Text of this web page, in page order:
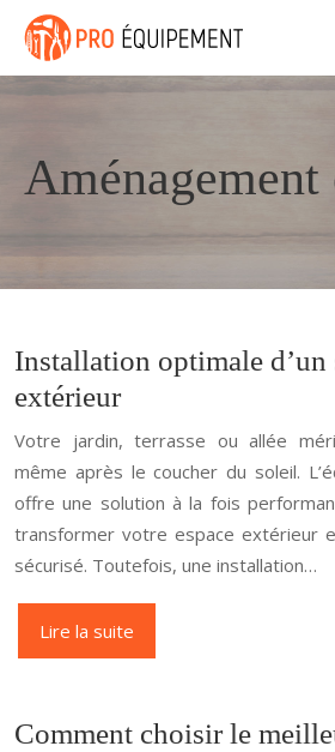
Installation optimale d’un
extérieur
Votre jardin, terrasse ou allée
même après le coucher du soleil.
offre une solution à la fois
transformer votre espace extérieur
sécurisé. Toutefois, une installation…
Lire la suite
Comment choisir le